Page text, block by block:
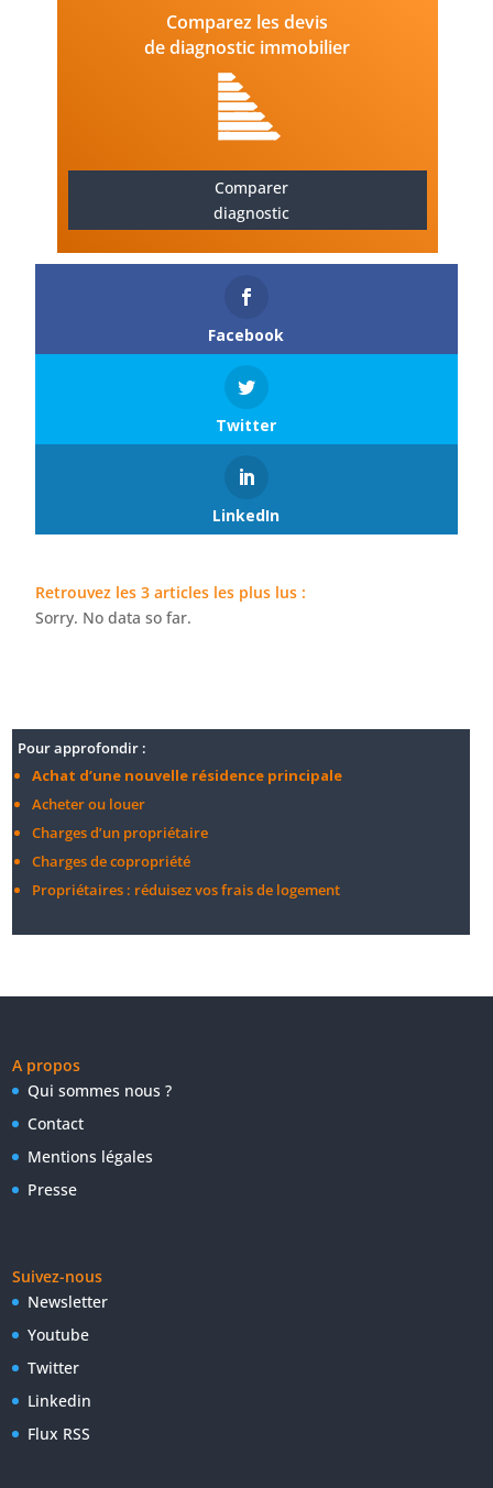
Comparez les devis
de diagnostic immobilier
Comparer
diagnostic
Facebook
Twitter
LinkedIn
Retrouvez les 3 articles les plus lus :
Sorry. No data so far.
Pour approfondir :
Achat d’une nouvelle résidence principale
Acheter ou louer
Charges d’un propriétaire
Charges de copropriété
Propriétaires : réduisez vos frais de logement
A propos
Qui sommes nous ?
Contact
Mentions légales
Presse
Suivez-nous
Newsletter
Youtube
Twitter
Linkedin
Flux RSS